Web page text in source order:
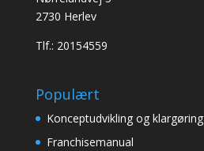
2730 Herlev
Tlf.: 20154559
Populært
Konceptudvikling og klargøring
Franchisemanual